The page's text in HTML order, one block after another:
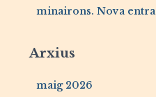
minairons. Nova
Arxius
maig 2026